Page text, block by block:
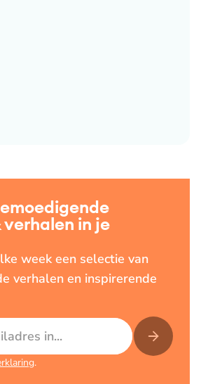
in je
week een selectie van
verhalen en inspirerende
.